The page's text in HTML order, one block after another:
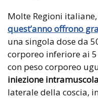
Molte Regioni
quest’anno offrono
una singola dose da
corporeo inferiore ai
con peso corporeo
iniezione
laterale della coscia,